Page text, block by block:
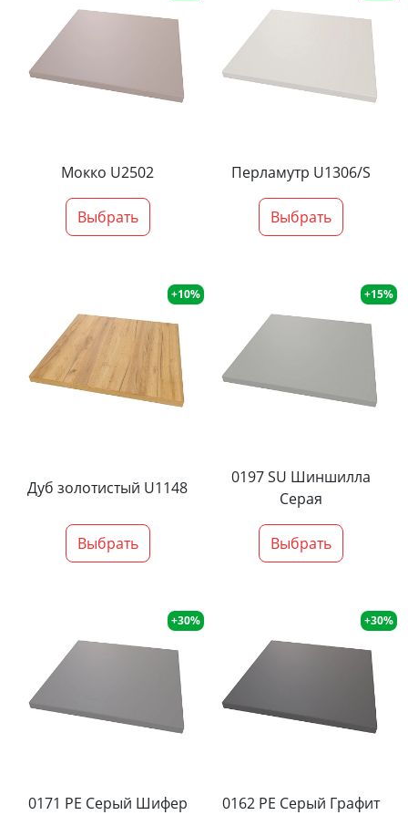
Мокко U2502
Выбрать
Перламутр U1306/S
Выбрать
+10%
Дуб золотистый U1148
Выбрать
+15%
0197 SU Шиншилла
Серая
Выбрать
+30%
0171 PE Серый Шифер
+30%
0162 PE Серый Графит